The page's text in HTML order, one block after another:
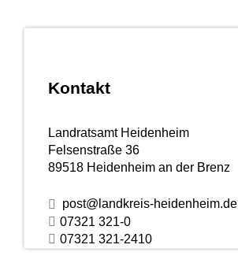
Kontakt
Landratsamt Heidenheim
Felsenstraße 36
89518 Heidenheim an der Brenz
post@landkreis-heidenheim.de
07321 321-0
07321 321-2410